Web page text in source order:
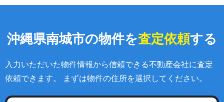
沖縄県南城市の物件を査定依頼する
入力いただいた物件情報から信頼できる不動産会社に査定
依頼できます。 まずは物件の住所を選択してください。